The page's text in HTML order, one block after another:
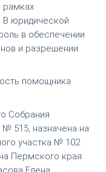
В юридической
в обеспечении
и разрешении
помощника
Собрания
№ 515, назначена на
участка № 102
Пермского края